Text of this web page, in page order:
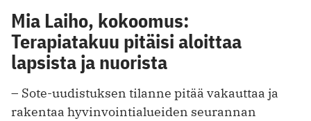
Mia Laiho, kokoomus:
Terapiatakuu pitäisi aloittaa
lapsista ja nuorista
– Sote-uudistuksen tilanne pitää vakauttaa ja
rakentaa hyvinvointialueiden seurannan